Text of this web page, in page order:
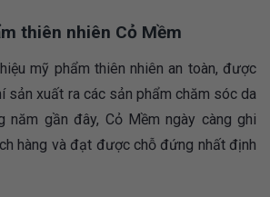
thiên nhiên Cỏ Mềm
mỹ phẩm thiên nhiên an toàn, được
sản xuất ra các sản phẩm chăm sóc da
năm gần đây, Cỏ Mềm ngày càng ghi
hàng và đạt được chỗ đứng nhất định